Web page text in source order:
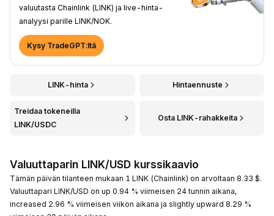
valuutasta Chainlink (LINK) ja live-hinta-
analyysi parille LINK/NOK.
Kysy TradeGPT:ltä
LINK-hinta Hintaennuste
Treidaa tokeneilla
LINK/USDC
Osta LINK-rahakkeita
Valuuttaparin LINK/USD kurssikaavio
Tämän päivän tilanteen mukaan 1 LINK (Chainlink) on arvoltaan 8.33 $.
Valuuttapari LINK/USD on up 0.94 % viimeisen 24 tunnin aikana,
increased 2.96 % viimeisen viikon aikana ja slightly upward 8.29 %